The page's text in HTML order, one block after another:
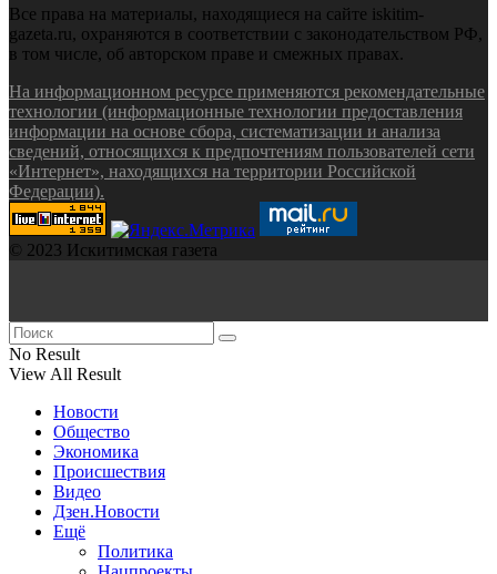
Все права на материалы, находящиеся на сайте iskitim-
gazeta.ru, охраняются в соответствии с законодательством РФ,
в том числе, об авторском праве и смежных правах.
На информационном ресурсе применяются рекомендательные
технологии (информационные технологии предоставления
информации на основе сбора, систематизации и анализа
сведений, относящихся к предпочтениям пользователей сети
«Интернет», находящихся на территории Российской
Федерации).
© 2023 Искитимская газета
No Result
View All Result
Новости
Общество
Экономика
Происшествия
Видео
Дзен.Новости
Ещё
Политика